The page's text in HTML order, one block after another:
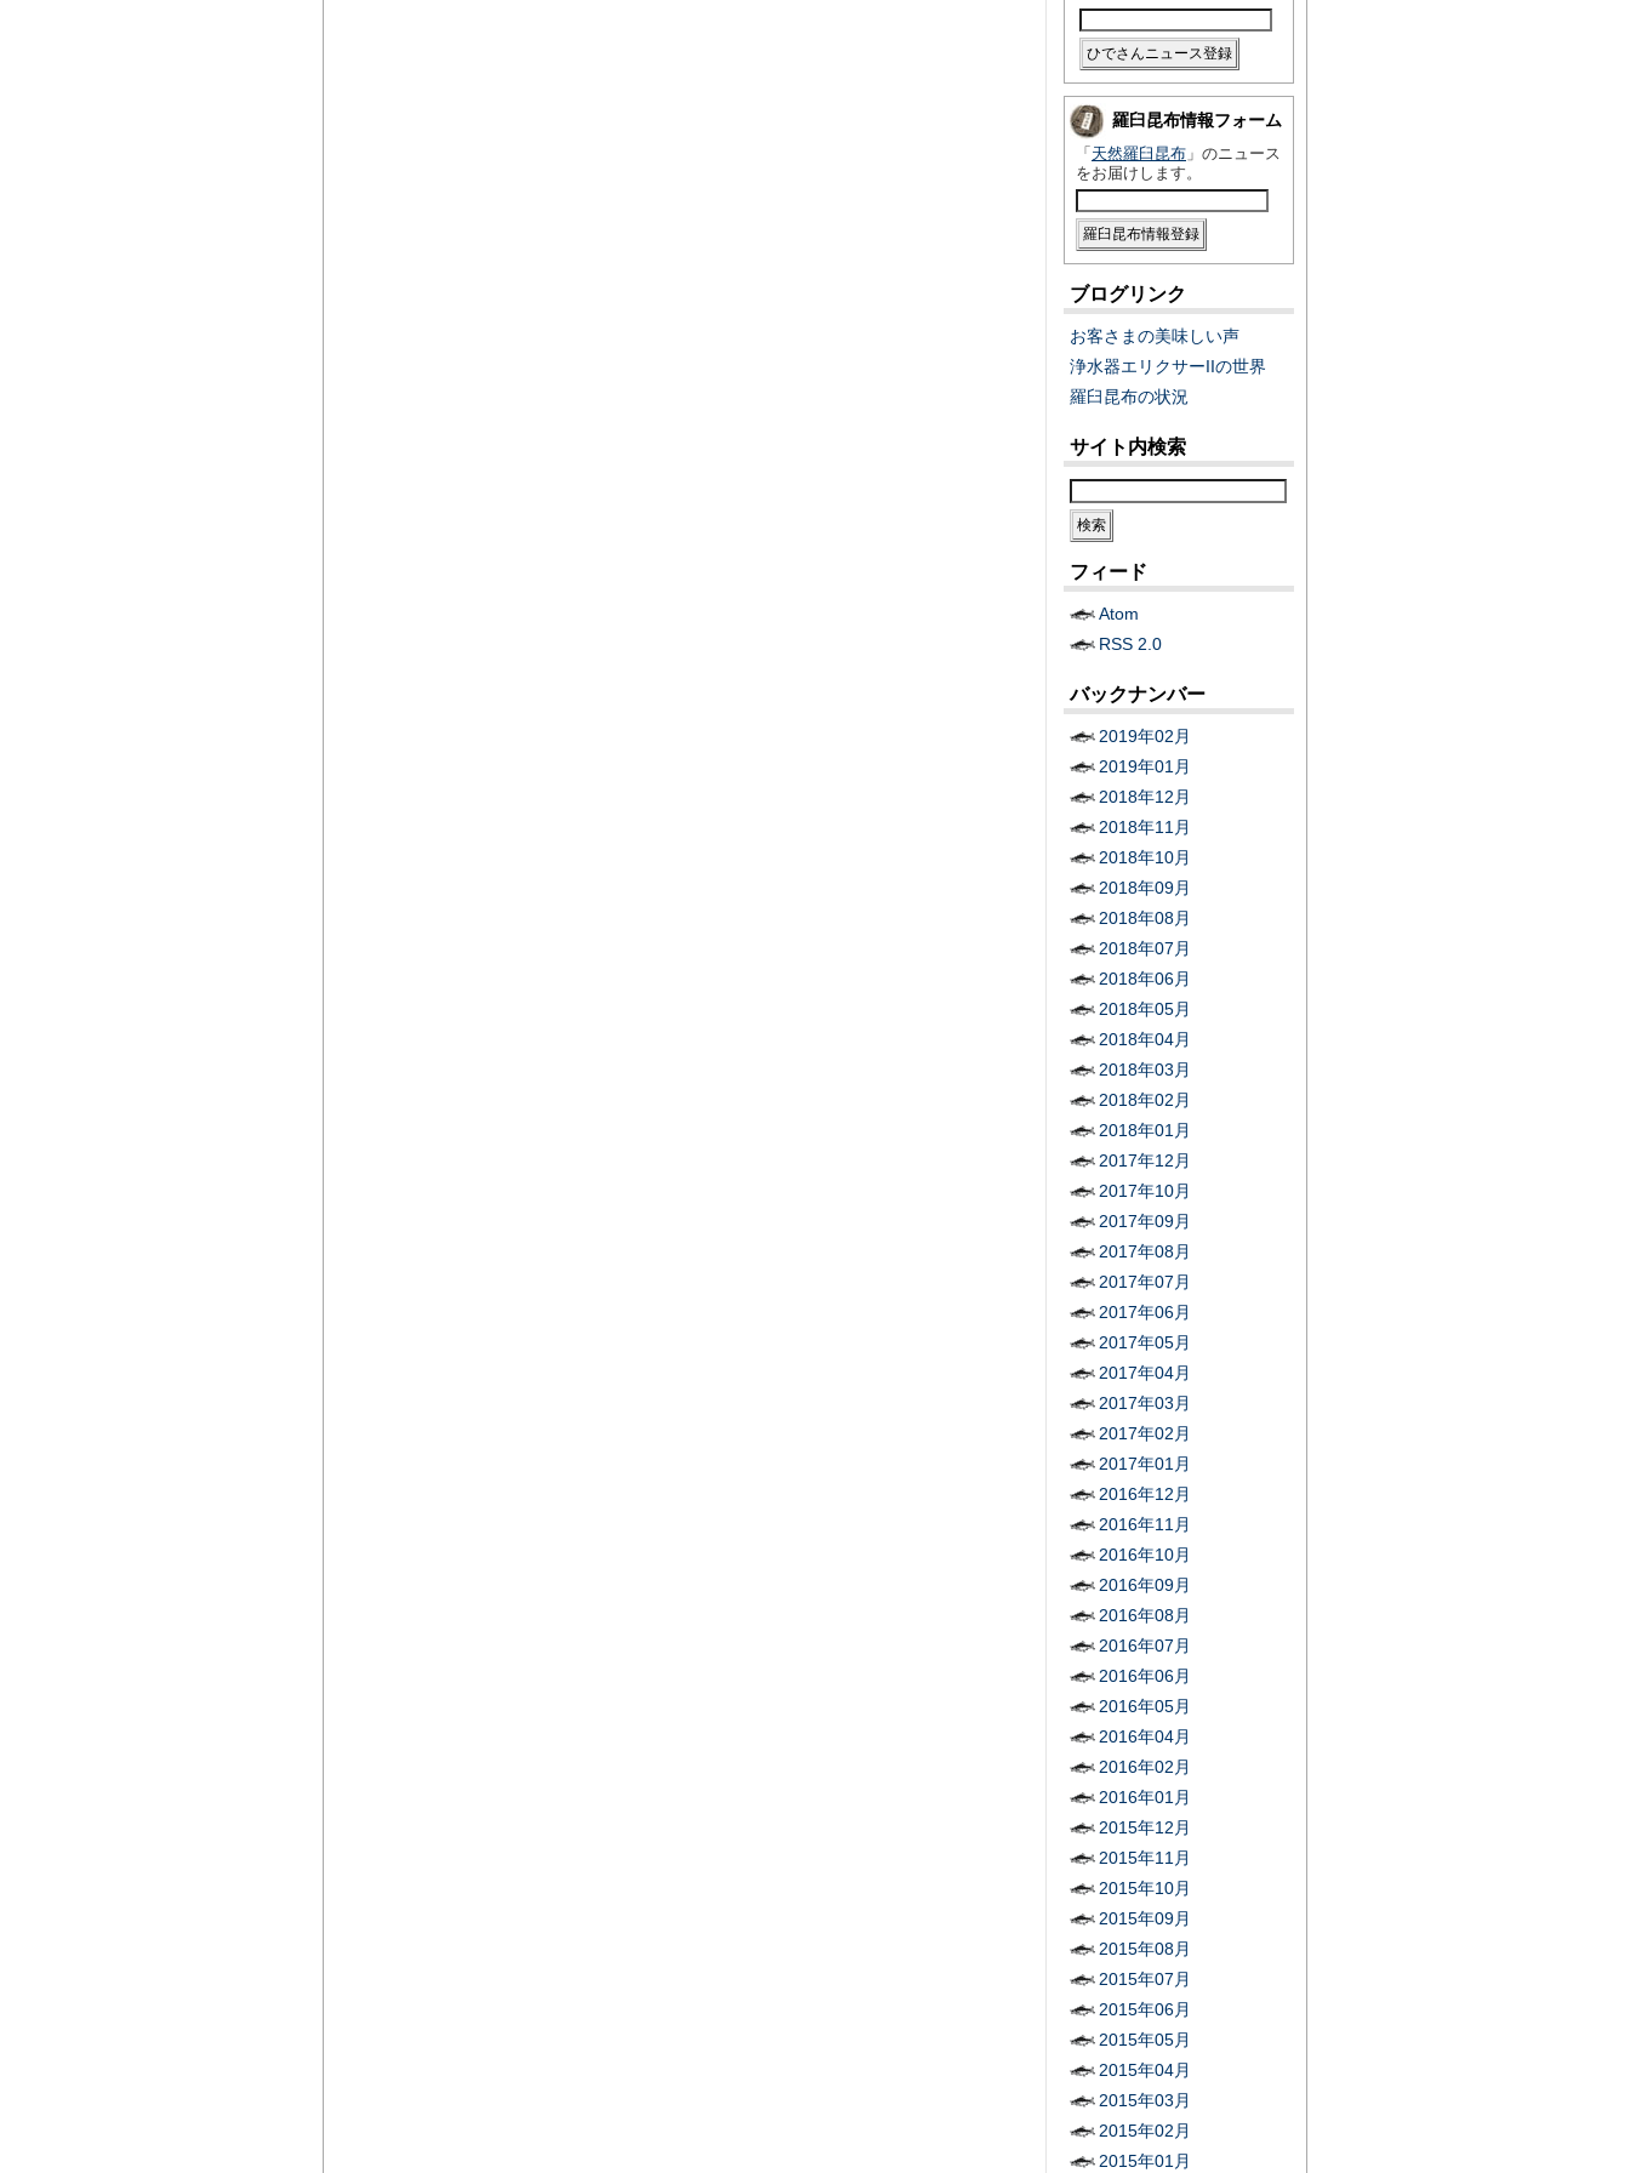
羅臼昆布情報フォーム
「 天然羅臼昆布 」のニュース
をお届けします。
ブログリンク
お客さまの美味しい声
浄水器エリクサーIIの世界
羅臼昆布の状況
サイト内検索
フィード
Atom
RSS 2.0
バックナンバー
2019年02月
2019年01月
2018年12月
2018年11月
2018年10月
2018年09月
2018年08月
2018年07月
2018年06月
2018年05月
2018年04月
2018年03月
2018年02月
2018年01月
2017年12月
2017年10月
2017年09月
2017年08月
2017年07月
2017年06月
2017年05月
2017年04月
2017年03月
2017年02月
2017年01月
2016年12月
2016年11月
2016年10月
2016年09月
2016年08月
2016年07月
2016年06月
2016年05月
2016年04月
2016年02月
2016年01月
2015年12月
2015年11月
2015年10月
2015年09月
2015年08月
2015年07月
2015年06月
2015年05月
2015年04月
2015年03月
2015年02月
2015年01月